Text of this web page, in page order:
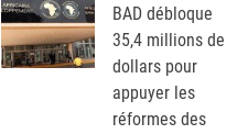
BAD débloque
35,4 millions de
dollars pour
appuyer les
réformes des